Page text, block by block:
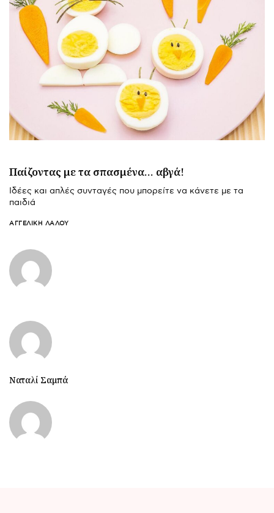
Παίζοντας με τα σπασμένα… αβγά!
Ιδέες και απλές συνταγές που μπορείτε να κάνετε με τα
παιδιά
ΑΓΓΕΛΙΚΉ ΛΆΛΟΥ
Ναταλί Σαμπά